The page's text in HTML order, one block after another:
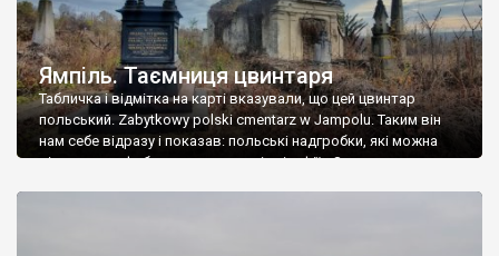
Ямпіль. Таємниця цвинтаря
Табличка і відмітка на карті вказували, що цей цвинтар
польський. Zabytkowy polski cmentarz w Jampolu. Таким він
нам себе відразу і показав: польські надгробки, які можна
віднести до фабричних, польські епітафії… Загалом цвинтар